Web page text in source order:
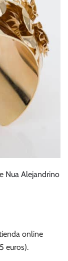
Nua Alejandrino
online
euros).